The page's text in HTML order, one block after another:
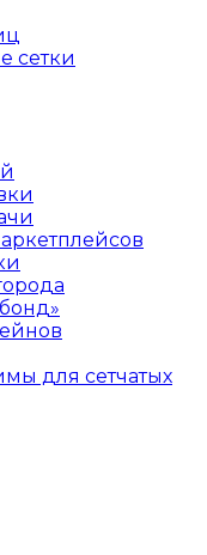
сетки
для сетчатых